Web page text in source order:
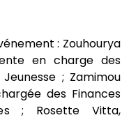
: Zouhourya
en charge des
; Zamimou
des Finances
; Rosette Vitta,